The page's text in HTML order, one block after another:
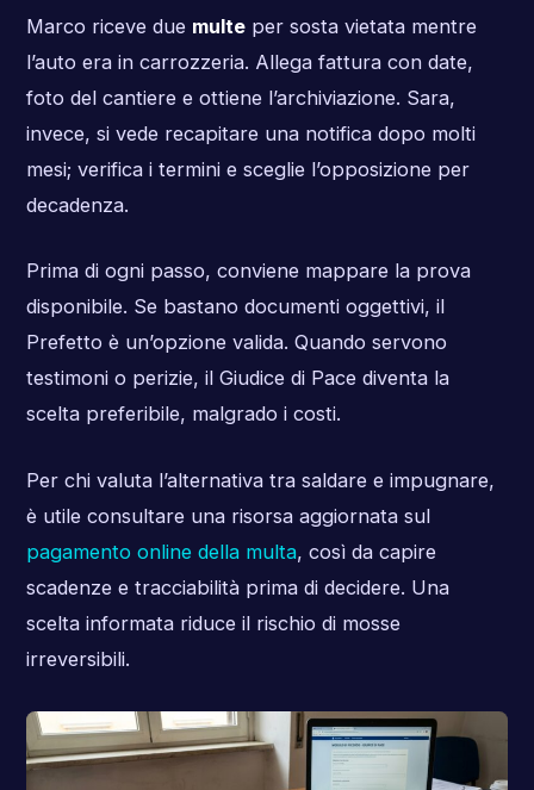
Marco riceve due multeper sosta vietata mentre
l’auto era in carrozzeria. Allega fattura con date,
foto del cantiere e ottiene l’archiviazione. Sara,
invece, si vede recapitare una notifica dopo molti
mesi; verifica i termini e sceglie l’opposizione per
decadenza.
Prima di ogni passo, conviene mappare la prova
disponibile. Se bastano documenti oggettivi, il
Prefetto è un’opzione valida. Quando servono
testimoni o perizie, il Giudice di Pace diventa la
scelta preferibile, malgrado i costi.
Per chi valuta l’alternativa tra saldare e impugnare,
è utile consultare una risorsa aggiornata sul
pagamento online della multa, così da capire
scadenze e tracciabilità prima di decidere. Una
scelta informata riduce il rischio di mosse
irreversibili.